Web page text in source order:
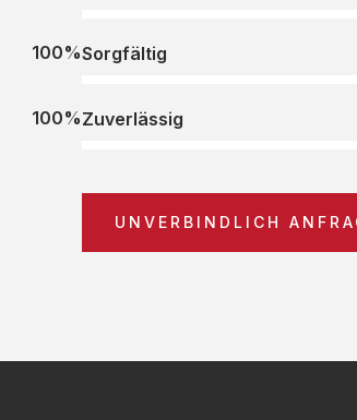
Sorgfältig
100%
Zuverlässig
100%
UNVERBINDLICH